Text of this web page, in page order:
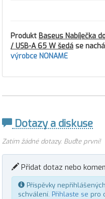
Produkt Baseus Nabíječka
/ USB-A 65 W šedá se
výrobce NONAME
Dotazy a diskuse
Zatím žádné dotazy. Buďte první!
Přidat dotaz nebo
Příspěvky
schválení. Přihlaste se pro